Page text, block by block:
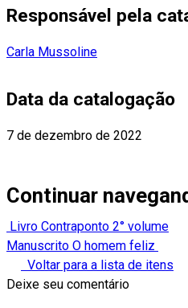
Responsável pela
Carla Mussoline
Data da catalogação
7 de dezembro de 2022
Continuar
Livro Contraponto 2° volume
Manuscrito O homem feliz
Voltar para a lista de itens
Deixe seu comentário